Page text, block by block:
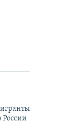
России